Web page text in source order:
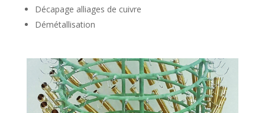
Décapage alliages de cuivre
Démétallisation